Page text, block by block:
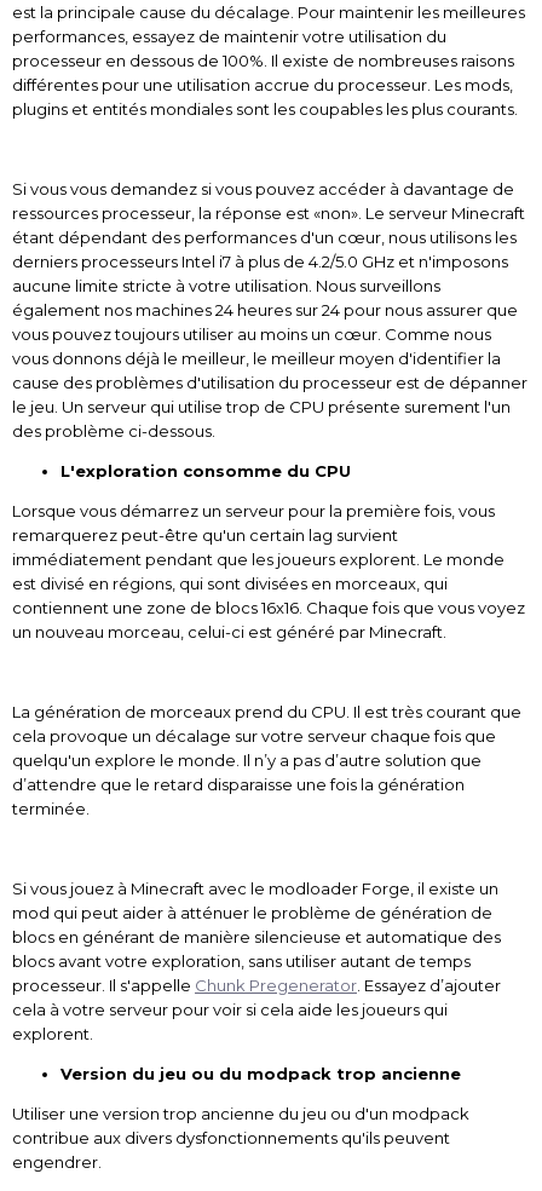
est la principale cause du décalage. Pour maintenir les meilleures
performances, essayez de maintenir votre utilisation du
processeur en dessous de 100%. Il existe de nombreuses raisons
différentes pour une utilisation accrue du processeur. Les mods,
plugins et entités mondiales sont les coupables les plus courants.
Si vous vous demandez si vous pouvez accéder à davantage de
ressources processeur, la réponse est «non». Le serveur Minecraft
étant dépendant des performances d'un cœur, nous utilisons les
derniers processeurs Intel i7 à plus de 4.2/5.0 GHz et n'imposons
aucune limite stricte à votre utilisation. Nous surveillons
également nos machines 24 heures sur 24 pour nous assurer que
vous pouvez toujours utiliser au moins un cœur. Comme nous
vous donnons déjà le meilleur, le meilleur moyen d'identifier la
cause des problèmes d'utilisation du processeur est de dépanner
le jeu. Un serveur qui utilise trop de CPU présente surement l'un
des problème ci-dessous.
L'exploration consomme du CPU
Lorsque vous démarrez un serveur pour la première fois, vous
remarquerez peut-être qu'un certain lag survient
immédiatement pendant que les joueurs explorent. Le monde
est divisé en régions, qui sont divisées en morceaux, qui
contiennent une zone de blocs 16x16. Chaque fois que vous voyez
un nouveau morceau, celui-ci est généré par Minecraft.
La génération de morceaux prend du CPU. Il est très courant que
cela provoque un décalage sur votre serveur chaque fois que
quelqu'un explore le monde. Il n’y a pas d’autre solution que
d’attendre que le retard disparaisse une fois la génération
terminée.
Si vous jouez à Minecraft avec le modloader Forge, il existe un
mod qui peut aider à atténuer le problème de génération de
blocs en générant de manière silencieuse et automatique des
blocs avant votre exploration, sans utiliser autant de temps
processeur. Il s'appelle Chunk Pregenerator. Essayez d’ajouter
cela à votre serveur pour voir si cela aide les joueurs qui
explorent.
Version du jeu ou du modpack trop ancienne
Utiliser une version trop ancienne du jeu ou d'un modpack
contribue aux divers dysfonctionnements qu'ils peuvent
engendrer.